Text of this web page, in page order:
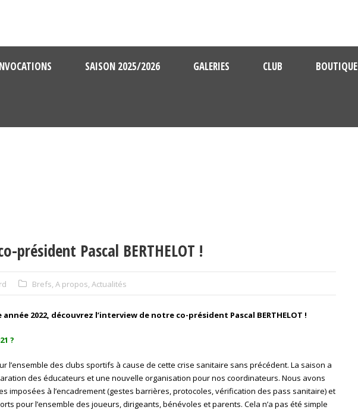
SAISON 2025/2026 GALERIES CLUB BOUTIQUE
président Pascal BERTHELOT !
Brefs, A propos, Actualités
2022, découvrez l’interview de notre co-président Pascal BERTHELOT !
?
l’ensemble des clubs sportifs à cause de cette crise sanitaire sans précédent. La saison a
des éducateurs et une nouvelle organisation pour nos coordinateurs. Nous avons
imposées à l’encadrement (gestes barrières, protocoles, vérification des pass sanitaire) et
pour l’ensemble des joueurs, dirigeants, bénévoles et parents. Cela n’a pas été simple